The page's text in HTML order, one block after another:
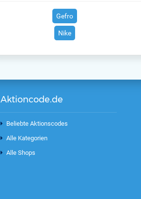
Gefro
Nike
Aktioncode.de
Beliebte Aktionscodes
Alle Kategorien
Alle Shops